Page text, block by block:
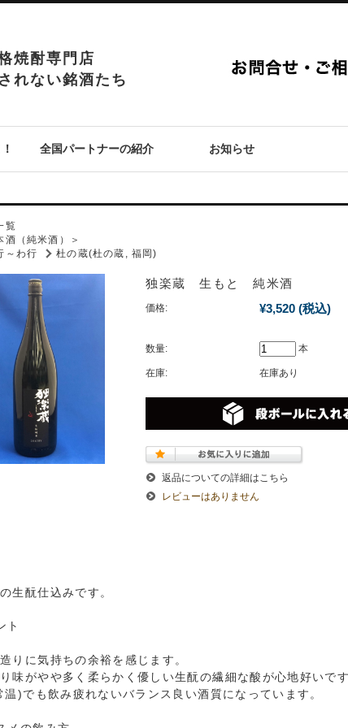
焼酎専門店
れない銘酒たち
全国パートナーの紹介 お知らせ
覧
酒（純米酒）＞
わ行
杜の蔵(杜の蔵, 福岡)
独楽蔵 生もと 純米酒
価格: ¥3,520 (税込)
数量: 本
在庫: 在庫あり
返品についての詳細はこちら
レビューはありません
生酛仕込みです。
ト
りに気持ちの余裕を感じます。
味がやや多く柔らかく優しい生酛の繊細な酸が心地好いで
温)でも飲み疲れないバランス良い酒質になっています。